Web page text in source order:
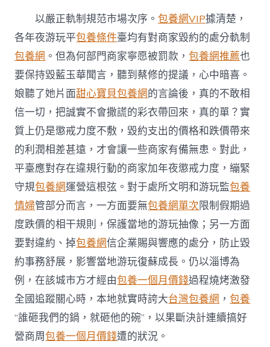
以嚴正軌制規范市場次序。包養網VIP據清楚，
各年夜游玩平包養條件臺均有對商家毀約的處分軌制
包養網 。但為何部門商家寧愿被罰款，包養網推薦也
要保持毀藍玉華聞言，聽到蔡修的提議，心中暗喜。
娘聽了她片面甜心寶貝包養網的言論後，真的不敢相
信一切，把誠實不會撒謊的彩衣帶回來，真的單？實
質上仍是懲戒力度不敷，毀約支出的價格和跌價帶來
的利潤相差甚遠，才會讓一些商家有備無患。對此，
平臺應對存在違規行動的商家加年夜懲戒力度，繃緊
守規包養網運營這根弦。對于處所文明和游玩監包養
情婦管部分而言，一方面要無包養網單次限制假期過
度跌價的相干規則，保護當地的游玩抽像；另一方面
要對違約、掉包養網信企業賜與響應的處分，防止毀
約事務舒展，影響當地游玩復蘇成長。仍以淄博為
例，在該城市方才經由包養一個月價錢過程燒烤激發
全國追蹤關心時，本地就實時誇大台灣包養網 ，包養
“誰砸我們的鍋，就砸他的碗”，以果斷決計連續搞好
營商周包養一個月價錢遭的狀況。